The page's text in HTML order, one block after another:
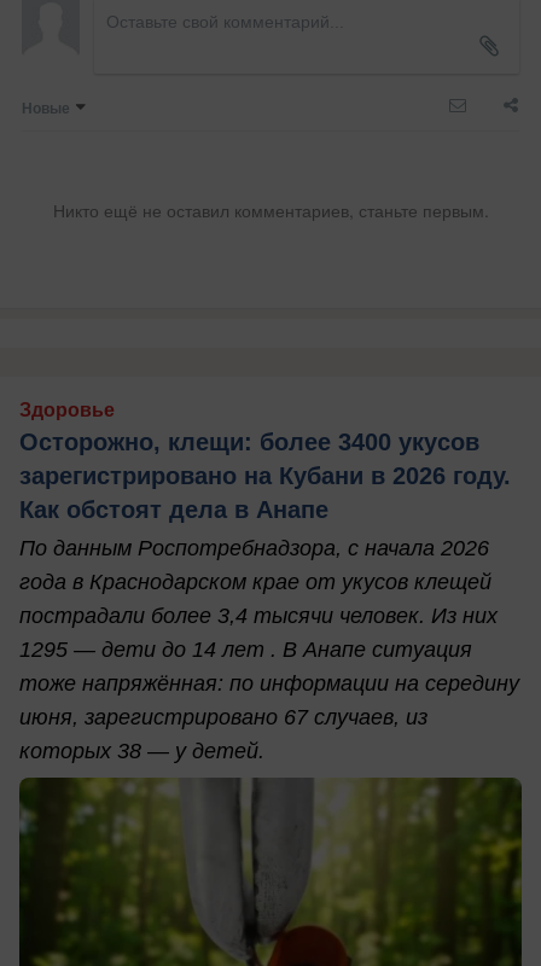
Новые
Никто ещё не оставил комментариев, станьте первым.
Здоровье
Осторожно, клещи: более 3400 укусов
зарегистрировано на Кубани в 2026 году.
Как обстоят дела в Анапе
По данным Роспотребнадзора, с начала 2026
года в Краснодарском крае от укусов клещей
пострадали более 3,4 тысячи человек. Из них
1295 — дети до 14 лет . В Анапе ситуация
тоже напряжённая: по информации на середину
июня, зарегистрировано 67 случаев, из
которых 38 — у детей.